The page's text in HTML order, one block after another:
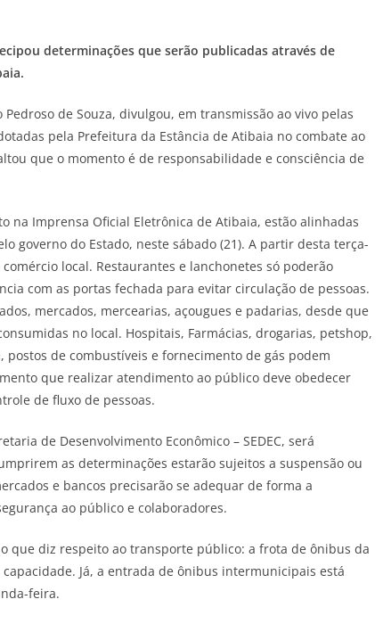
determinações que serão publicadas através de
de Souza, divulgou, em transmissão ao vivo pelas
pela Prefeitura da Estância de Atibaia no combate ao
que o momento é de responsabilidade e consciência de
na Imprensa Oficial Eletrônica de Atibaia, estão alinhadas
governo do Estado, neste sábado (21). A partir desta terça-
local. Restaurantes e lanchonetes só poderão
com as portas fechada para evitar circulação de pessoas.
mercados, mercearias, açougues e padarias, desde que
no local. Hospitais, Farmácias, drogarias, petshop,
de combustíveis e fornecimento de gás podem
que realizar atendimento ao público deve obedecer
de fluxo de pessoas.
de Desenvolvimento Econômico – SEDEC, será
as determinações estarão sujeitos a suspensão ou
e bancos precisarão se adequar de forma a
ao público e colaboradores.
que diz respeito ao transporte público: a frota de ônibus da
Já, a entrada de ônibus intermunicipais está
feira.